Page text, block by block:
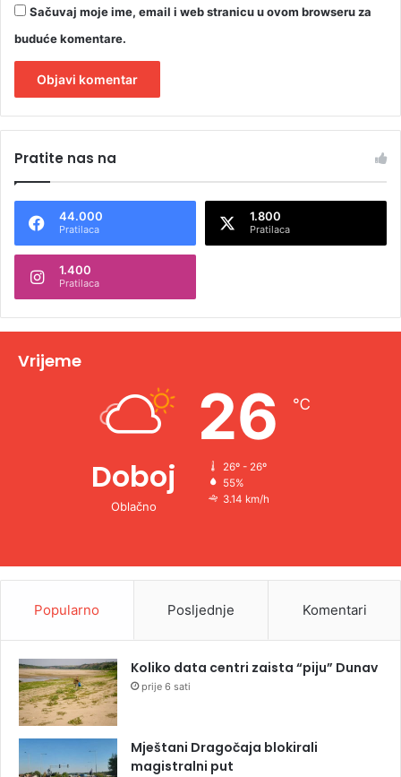
Sačuvaj moje ime, email i web stranicu u ovom browseru za
buduće komentare.
t
n
t
v
Pratite nas na
44.000
Pratilaca
1.800
Pratilaca
1.400
Pratilaca
Vrijeme
Doboj
Oblačno
26 ℃
26º - 26º
55%
3.14 km/h
Popularno Posljednje Komentari
Koliko data centri zaista “piju” Dunav
prije 6 sati
Mještani Dragočaja blokirali
magistralni put